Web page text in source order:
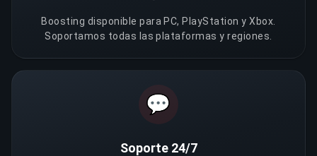
Boosting disponible para PC, PlayStation y Xbox.
Soportamos todas las plataformas y regiones.
💬
Soporte 24/7